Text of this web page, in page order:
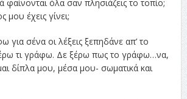
φαίνονται όλα σαν πλησιάζεις το τοπίο;
μου έχεις γίνει;
για σένα οι λέξεις ξεπηδάνε απ’ το
τι γράφω. Δε ξέρω πως το γράφω…να,
δίπλα μου, μέσα μου- σωματικά και